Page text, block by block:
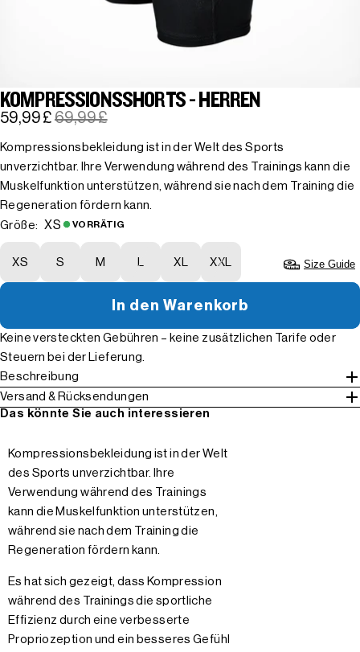
KOMPRESSIONSSHORTS - HERREN
59,99 £ 69,99 £
Kompressionsbekleidung ist in der Welt des Sports
unverzichtbar. Ihre Verwendung während des Trainings kann die
Muskelfunktion unterstützen, während sie nach dem Training die
Regeneration fördern kann.
Größe:
XS VORRÄTIG
XS S M L XL XXL Size Guide
In den Warenkorb
Keine versteckten Gebühren – keine zusätzlichen Tarife oder
Steuern bei der Lieferung.
Beschreibung
Versand & Rücksendungen
Das könnte Sie auch interessieren
Kompressionsbekleidung ist in der Welt
des Sports unverzichtbar. Ihre
Verwendung während des Trainings
kann die Muskelfunktion unterstützen,
während sie nach dem Training die
Regeneration fördern kann.
Es hat sich gezeigt, dass Kompression
während des Trainings die sportliche
Effizienz durch eine verbesserte
Propriozeption und ein besseres Gefühl